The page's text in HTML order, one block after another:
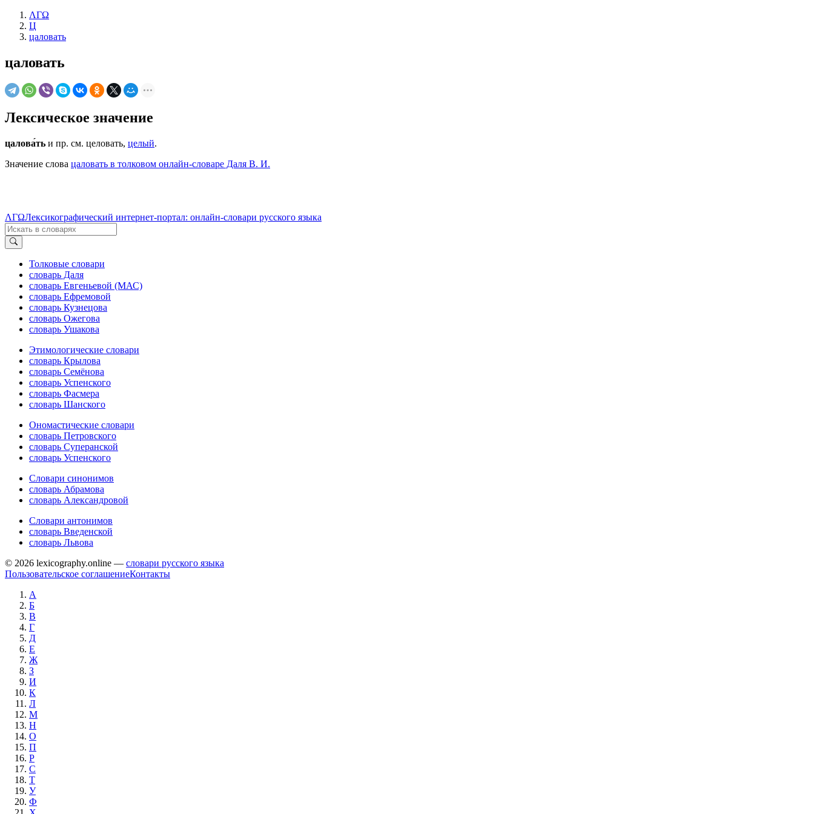
ΛΓΩ
Ц
цаловать
цаловать
Лексическое значение
цалова́ть и пр. см. целовать, целый.
Значение слова цаловать в толковом онлайн-словаре Даля В. И.
ΛΓΩЛексикографический интернет-портал: онлайн-словари русского языка
Толковые словари
словарь Даля
словарь Евгеньевой (МАС)
словарь Ефремовой
словарь Кузнецова
словарь Ожегова
словарь Ушакова
Этимологические словари
словарь Крылова
словарь Семёнова
словарь Успенского
словарь Фасмера
словарь Шанского
Ономастические словари
словарь Петровского
словарь Суперанской
словарь Успенского
Словари синонимов
словарь Абрамова
словарь Александровой
Словари антонимов
словарь Введенской
словарь Львова
© 2026 lexicography.online — словари русского языка
Пользовательское соглашениеКонтакты
А
Б
В
Г
Д
Е
Ж
З
И
К
Л
М
Н
О
П
Р
С
Т
У
Ф